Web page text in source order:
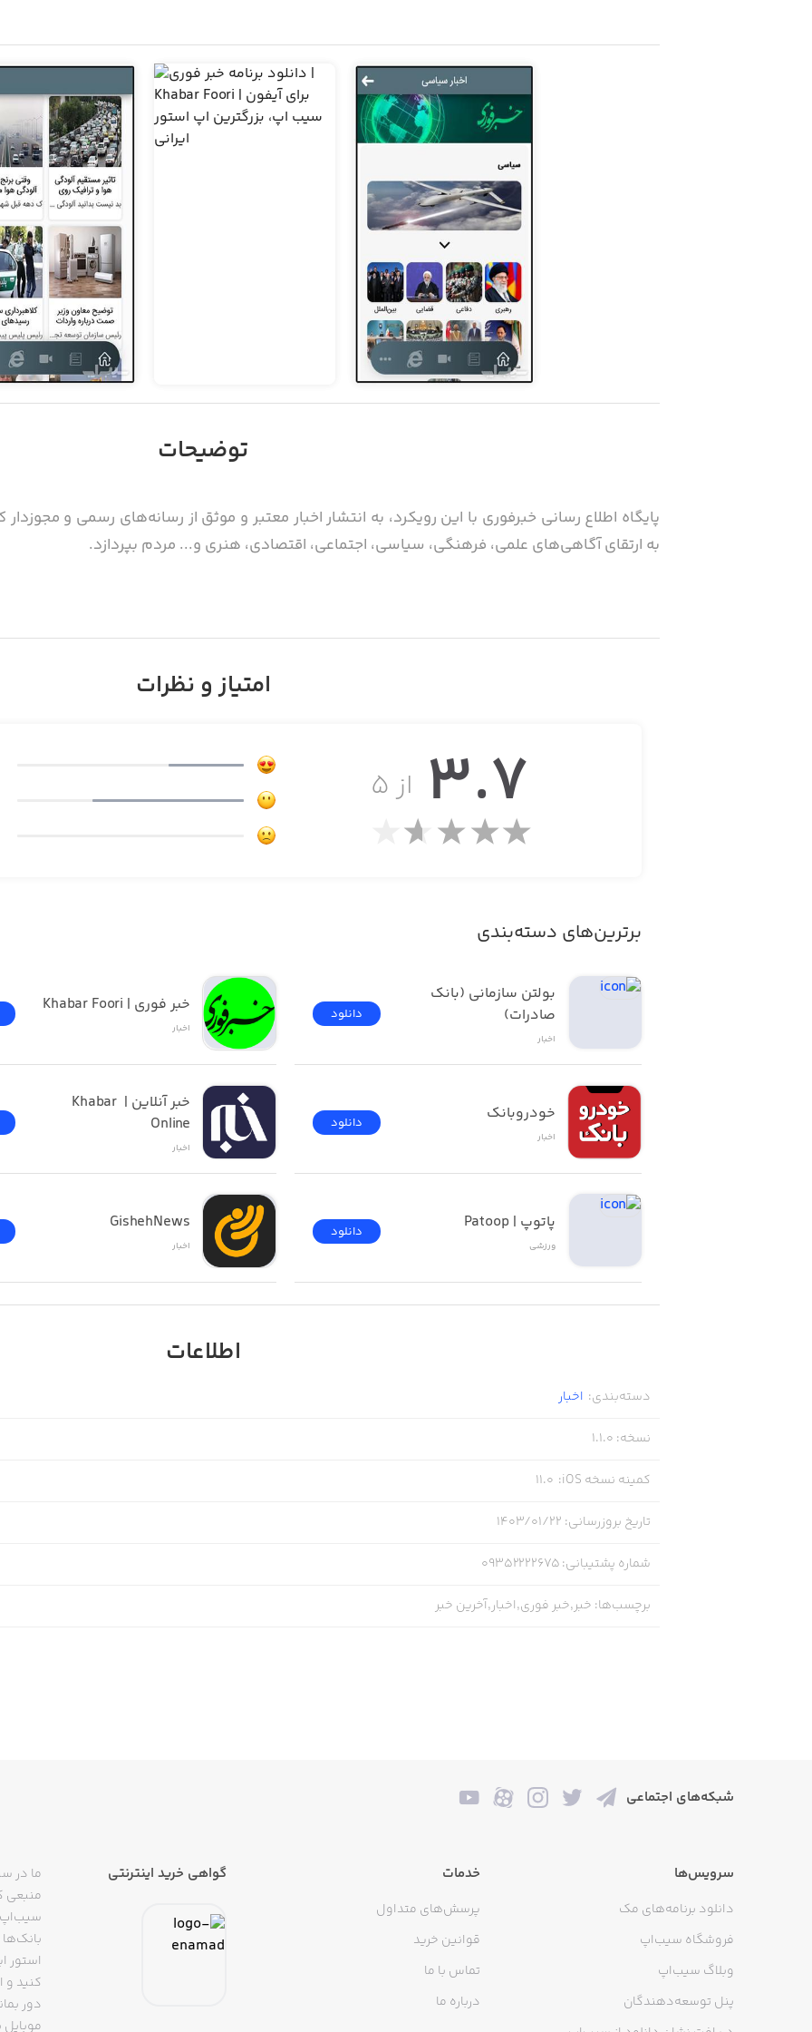
توضیحات
پایگاه اطلاع رسانی خبرفوری با این رویکرد، به انتشار اخبار معتبر و موثق از رسانه‌های رسمی و
به ارتقای آگاهی‌های علمی، فرهنگی، سیاسی، اجتماعی، اقتصادی، هنری و... مردم بپردازد.
امتیاز و نظرات
از ۵ 3.7
برترین‌های دسته‌بندی
صادرات)
اخبار
دانلود
خودروبانک
اخبار
دانلود
پاتوپ | Patoop
ورزشی
دانلود
خبر فوری | Khabar Foori
اخبار
خبر آنلاین | Khabar
Online
اخبار
GishehNews
اخبار
اطلاعات
دسته‌بندی: اخبار
نسخه:
1.1.0
کمینه نسخه iOS :
11.0
تاریخ بروزرسانی: ۱۴۰۳/۰۱/۲۲
شماره پشتیبانی:
09352222675
برچسب‌ها: خبر,خبر فوری,اخبار,آخرین خبر
شبکه‌های اجتماعی
سرویس‌ها
دانلود برنامه‌های مک
فروشگاه سیب‌اپ
وبلاگ سیب‌اپ
پنل توسعه‌دهندگان
خدمات
پرسش‌های متداول
قوانین خرید
تماس با ما
درباره ما
گواهی خرید اینترنتی
ما در
منبعی
سیب‌اپ
استور
دور
موبایل